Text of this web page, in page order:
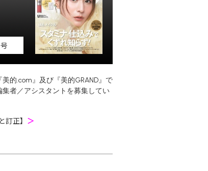
美的.com』及び『美的GRAND』で
集者／アシスタントを募集してい
訂正】 ＞